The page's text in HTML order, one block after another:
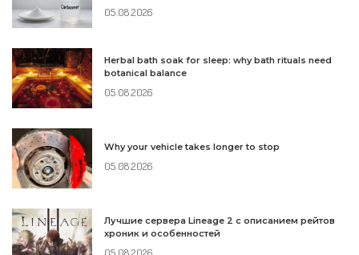
05.08.2026
Herbal bath soak for sleep: why bath rituals need
botanical balance
05.08.2026
Why your vehicle takes longer to stop
05.08.2026
Лучшие сервера Lineage 2 с описанием рейтов
хроник и особенностей